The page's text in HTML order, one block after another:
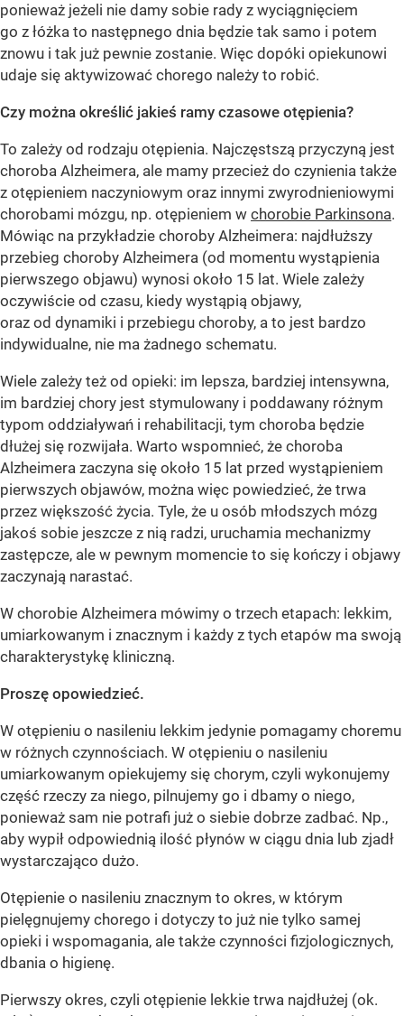
ponieważ jeżeli nie damy sobie rady z wyciągnięciem
go z łóżka to następnego dnia będzie tak samo i potem
znowu i tak już pewnie zostanie. Więc dopóki opiekunowi
udaje się aktywizować chorego należy to robić.
Czy można określić jakieś ramy czasowe otępienia?
To zależy od rodzaju otępienia. Najczęstszą przyczyną jest
choroba Alzheimera, ale mamy przecież do czynienia także
z otępieniem naczyniowym oraz innymi zwyrodnieniowymi
chorobami mózgu, np. otępieniem w chorobie Parkinsona.
Mówiąc na przykładzie choroby Alzheimera: najdłuższy
przebieg choroby Alzheimera (od momentu wystąpienia
pierwszego objawu) wynosi około 15 lat. Wiele zależy
oczywiście od czasu, kiedy wystąpią objawy,
oraz od dynamiki i przebiegu choroby, a to jest bardzo
indywidualne, nie ma żadnego schematu.
Wiele zależy też od opieki: im lepsza, bardziej intensywna,
im bardziej chory jest stymulowany i poddawany różnym
typom oddziaływań i rehabilitacji, tym choroba będzie
dłużej się rozwijała. Warto wspomnieć, że choroba
Alzheimera zaczyna się około 15 lat przed wystąpieniem
pierwszych objawów, można więc powiedzieć, że trwa
przez większość życia. Tyle, że u osób młodszych mózg
jakoś sobie jeszcze z nią radzi, uruchamia mechanizmy
zastępcze, ale w pewnym momencie to się kończy i objawy
zaczynają narastać.
W chorobie Alzheimera mówimy o trzech etapach: lekkim,
umiarkowanym i znacznym i każdy z tych etapów ma swoją
charakterystykę kliniczną.
Proszę opowiedzieć.
W otępieniu o nasileniu lekkim jedynie pomagamy choremu
w różnych czynnościach. W otępieniu o nasileniu
umiarkowanym opiekujemy się chorym, czyli wykonujemy
część rzeczy za niego, pilnujemy go i dbamy o niego,
ponieważ sam nie potrafi już o siebie dobrze zadbać. Np.,
aby wypił odpowiednią ilość płynów w ciągu dnia lub zjadł
wystarczająco dużo.
Otępienie o nasileniu znacznym to okres, w którym
pielęgnujemy chorego i dotyczy to już nie tylko samej
opieki i wspomagania, ale także czynności fizjologicznych,
dbania o higienę.
Pierwszy okres, czyli otępienie lekkie trwa najdłużej (ok.